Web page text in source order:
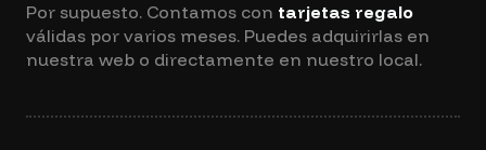
Por supuesto. Contamos con tarjetas regalo
válidas por varios meses. Puedes adquirirlas en
nuestra web o directamente en nuestro local.